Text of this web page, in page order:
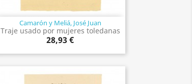
Camarón y Meliá, José Juan
Traje usado por mujeres toledanas
28,93 €
Vista rápida